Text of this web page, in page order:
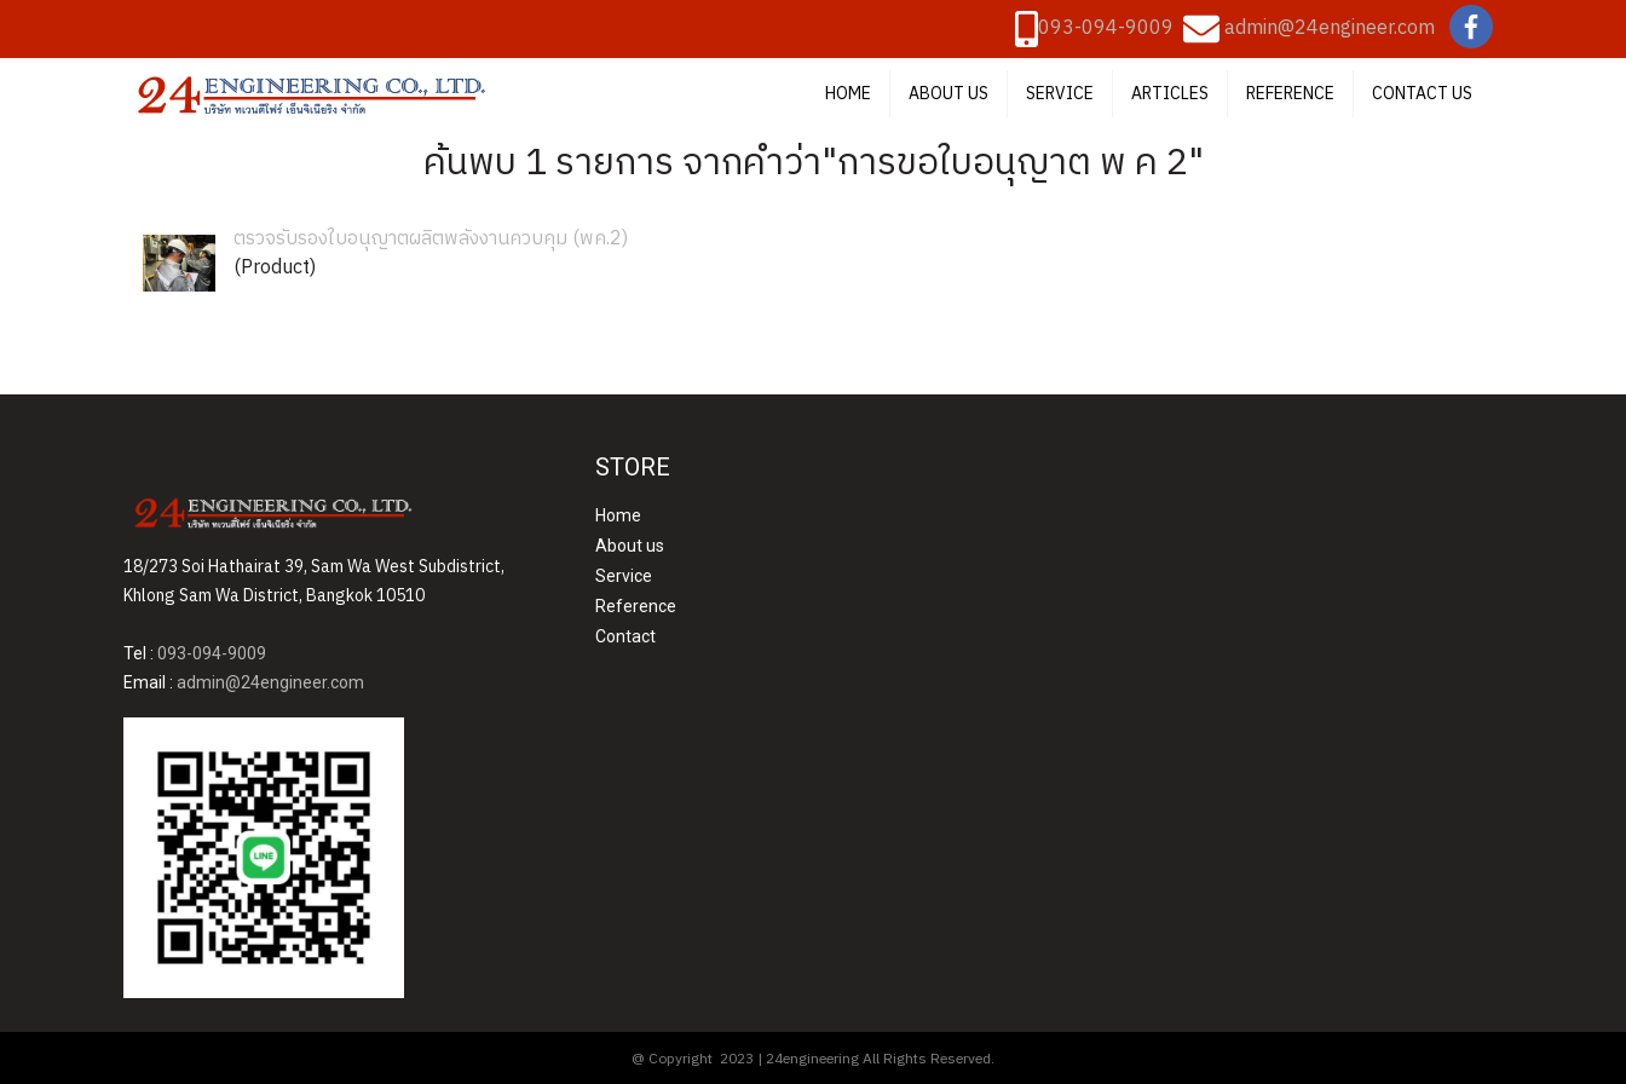
093-094-9009 admin@24engineer.com
HOME ABOUT US SERVICE ARTICLES REFERENCE CONTACT US
ค้นพบ 1 รายการ จากคำว่า"การขอใบอนุญาต พ ค 2"
ตรวจรับรองใบอนุญาตผลิตพลังงานควบคุม (พค.2)
(Product)
18/273 Soi Hathairat 39, Sam Wa West Subdistrict,
Khlong Sam Wa District, Bangkok 10510
Tel : 093-094-9009
Email : admin@24engineer.com
STORE
Home
About us
Service
Reference
Contact
@ Copyright 2023 | 24engineering All Rights Reserved.